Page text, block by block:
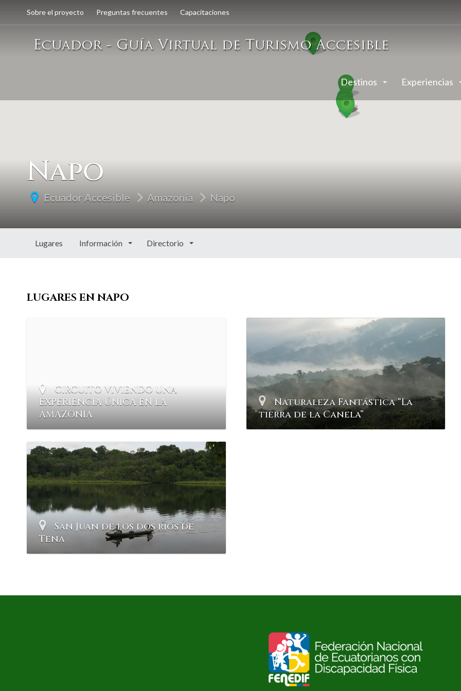
Sobre el proyecto Preguntas frecuentes Capacitaciones
Destinos Experiencias
Napo
Ecuador Accesible Amazonía Napo
Lugares Información Directorio
LUGARES EN NAPO
CIRCUITO VIVIENDO UNA
EXPERIENCIA ÚNICA EN LA
AMAZONIA
Naturaleza Fantástica “La
tierra de la Canela”
San Juan de los dos ríos de
Tena